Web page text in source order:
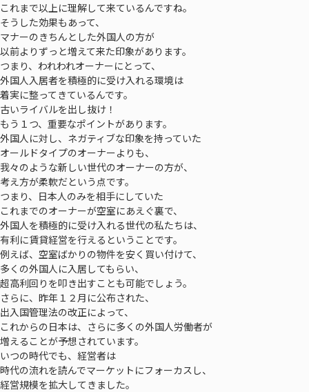
これまで以上に理解して来ているんですね。
そうした効果もあって、
マナーのきちんとした外国人の方が
以前よりずっと増えて来た印象があります。
つまり、われわれオーナーにとって、
外国人入居者を積極的に受け入れる環境は
着実に整ってきているんです。
古いライバルを出し抜け！
もう１つ、重要なポイントがあります。
外国人に対し、ネガティブな印象を持っていた
オールドタイプのオーナーよりも、
我々のような新しい世代のオーナーの方が、
考え方が柔軟だという点です。
つまり、日本人のみを相手にしていた
これまでのオーナーが空室にあえぐ裏で、
外国人を積極的に受け入れる世代の私たちは、
有利に賃貸経営を行えるということです。
例えば、空室ばかりの物件を安く買い付けて、
多くの外国人に入居してもらい、
超高利回りを叩き出すことも可能でしょう。
さらに、昨年１２月に公布された、
出入国管理法の改正によって、
これからの日本は、さらに多くの外国人労働者が
増えることが予想されています。
いつの時代でも、経営者は
時代の流れを読んでマーケットにフォーカスし、
経営規模を拡大してきました。